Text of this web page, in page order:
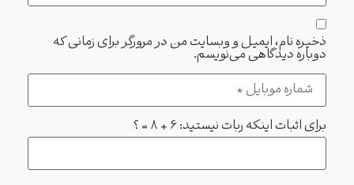
ذخیره نام، ایمیل و وبسایت من در مرورگر برای زمانی که
دوباره دیدگاهی می‌نویسم.
برای اثبات اینکه ربات نیستید: 6 + 8 = ؟